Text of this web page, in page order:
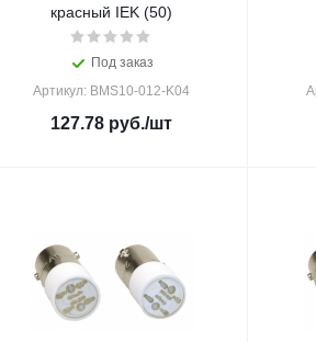
красный IEK (50)
Под заказ
Артикул: BMS10-012-K04
127.78 руб./шт